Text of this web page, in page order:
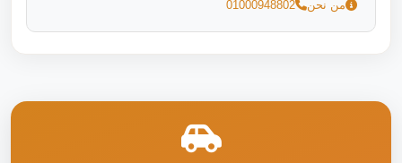
من نحن 01000948802